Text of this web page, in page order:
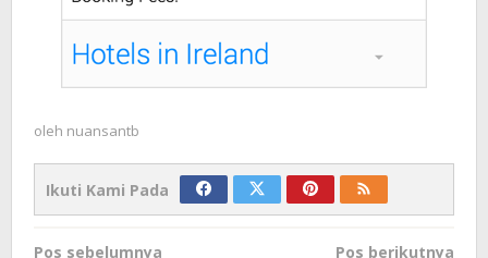
oleh nuansantb
Ikuti Kami Pada
Navigasi
Pos sebelumnya
Pos berikutnya